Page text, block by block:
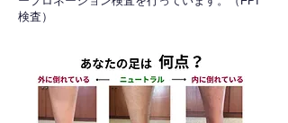
検査）​